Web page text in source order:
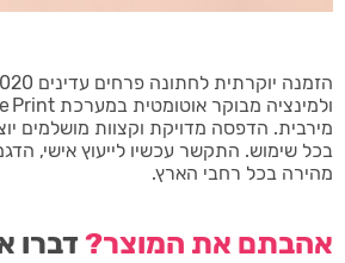
מירבית. הדפסה מדויקת וקצוות מושלמים
מהירה בכל רחבי הארץ.
אהבתם את המוצר?דברו